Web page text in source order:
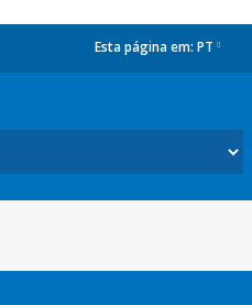
Esta página em: PT